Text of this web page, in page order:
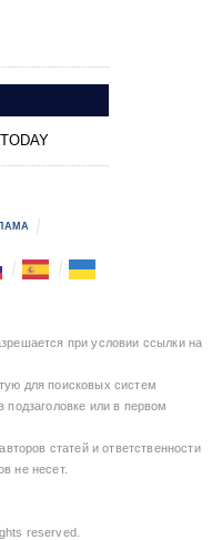
при условии ссылки на
для поисковых систем
или в первом
статей и ответственности
не несет.
reserved.